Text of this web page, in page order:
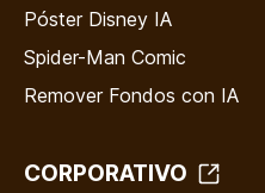
Póster Disney IA
Spider-Man Comic
Remover Fondos con IA
CORPORATIVO